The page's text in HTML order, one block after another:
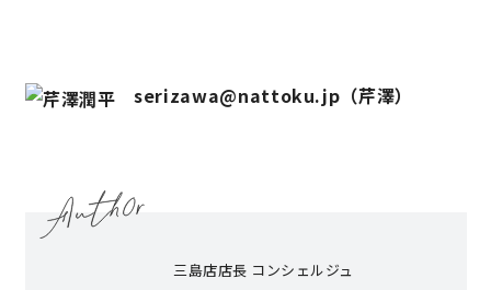
serizawa@nattoku.jp（芹澤）
三島店店長 コンシェルジュ